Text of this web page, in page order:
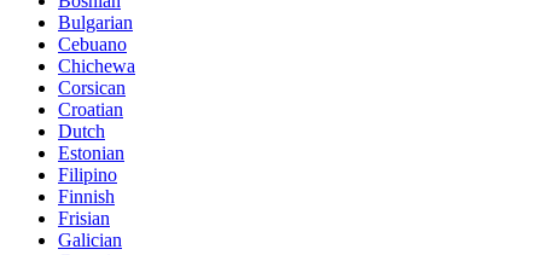
Bulgarian
Cebuano
Chichewa
Corsican
Croatian
Dutch
Estonian
Filipino
Finnish
Frisian
Galician